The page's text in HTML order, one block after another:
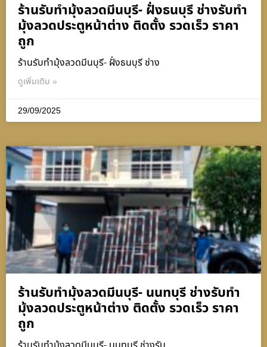
ร้านรับทำมุ้งลวดมีนบุรี- ฝั่งธนบุรี ช่างรับทำ
มุ้งลวดประตูหน้าต่าง ติดตั้ง รวดเร็ว ราคา
ถูก
ร้านรับทำมุ้งลวดมีนบุรี- ฝั่งธนบุรี ช่าง
ดูเพิ่มเติม »
29/09/2025
ร้านรับทำมุ้งลวดมีนบุรี- นนทบุรี ช่างรับทำ
มุ้งลวดประตูหน้าต่าง ติดตั้ง รวดเร็ว ราคา
ถูก